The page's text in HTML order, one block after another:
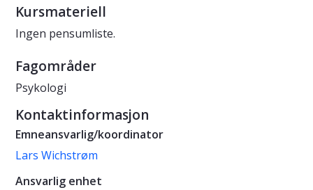
Kursmateriell
Ingen pensumliste.
Fagområder
Psykologi
Kontaktinformasjon
Emneansvarlig/koordinator
Lars Wichstrøm
Ansvarlig enhet